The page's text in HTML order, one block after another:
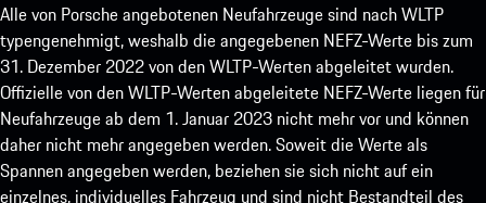
Alle von Porsche angebotenen Neufahrzeuge sind nach WLTP
typengenehmigt, weshalb die angegebenen NEFZ-Werte bis zum
31. Dezember 2022 von den WLTP-Werten abgeleitet wurden.
Offizielle von den WLTP-Werten abgeleitete NEFZ-Werte liegen für
Neufahrzeuge ab dem 1. Januar 2023 nicht mehr vor und können
daher nicht mehr angegeben werden. Soweit die Werte als
Spannen angegeben werden, beziehen sie sich nicht auf ein
einzelnes, individuelles Fahrzeug und sind nicht Bestandteil des